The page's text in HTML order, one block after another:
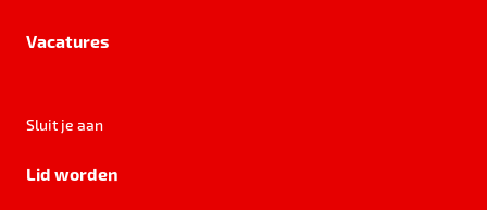
Vacatures
Sluit je aan
Lid worden